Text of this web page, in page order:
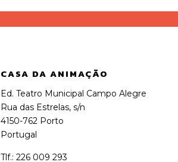
CASA DA ANIMAÇÃO
Ed. Teatro Municipal Campo Alegre
Rua das Estrelas, s/n
4150-762 Porto
Portugal
Tlf.: 226 009 293